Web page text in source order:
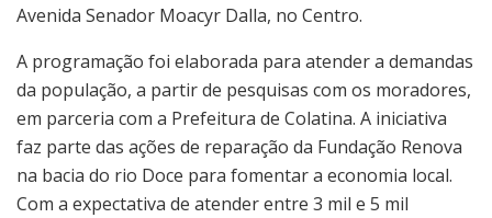
Avenida Senador Moacyr Dalla, no Centro.
A programação foi elaborada para atender a demandas
da população, a partir de pesquisas com os moradores,
em parceria com a Prefeitura de Colatina. A iniciativa
faz parte das ações de reparação da Fundação Renova
na bacia do rio Doce para fomentar a economia local.
Com a expectativa de atender entre 3 mil e 5 mil